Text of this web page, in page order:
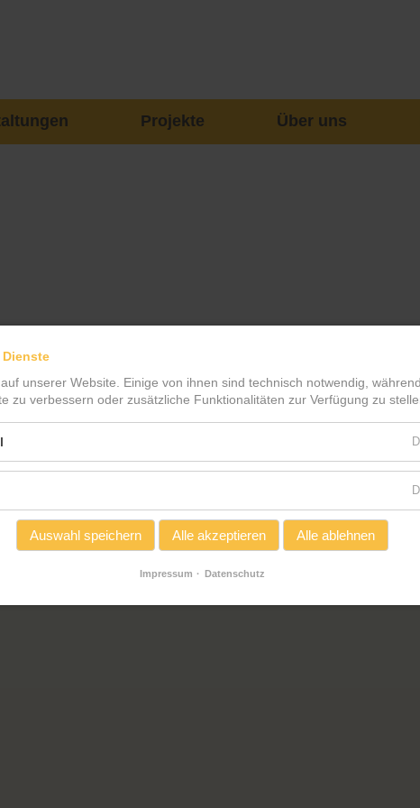
Projekte Über uns
unserer Website. Einige von ihnen sind technisch notwendig,
zu verbessern oder zusätzliche Funktionalitäten zur Verfügung zu
Auswahl speichern Alle akzeptieren Alle ablehnen
Impressum Datenschutz